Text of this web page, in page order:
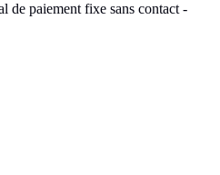
paiement fixe sans contact -